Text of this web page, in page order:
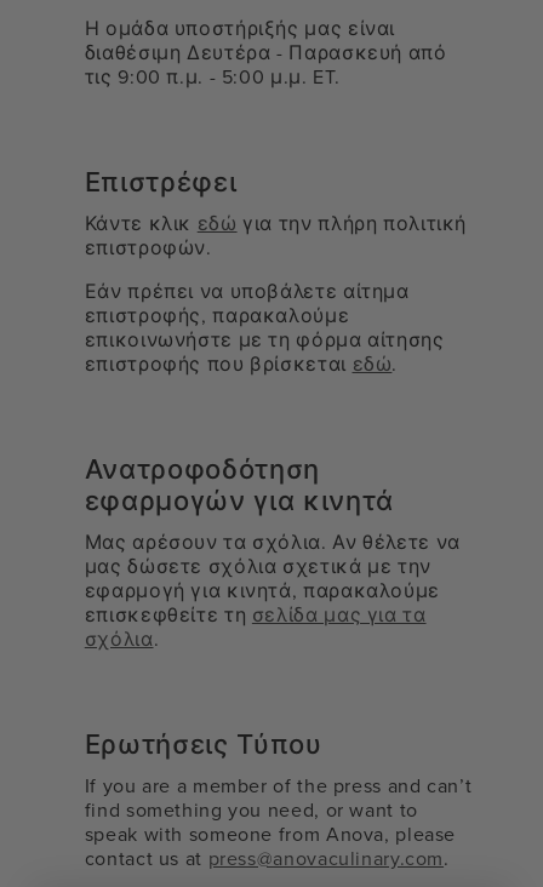
Η ομάδα υποστήριξής μας είναι
διαθέσιμη Δευτέρα - Παρασκευή από
τις 9:00 π.μ. - 5:00 μ.μ. ET.
Επιστρέφει
Κάντε κλικ εδώ για την πλήρη πολιτική
επιστροφών.
Εάν πρέπει να υποβάλετε αίτημα
επιστροφής, παρακαλούμε
επικοινωνήστε με τη φόρμα αίτησης
επιστροφής που βρίσκεται εδώ.
Ανατροφοδότηση
εφαρμογών για κινητά
Μας αρέσουν τα σχόλια. Αν θέλετε να
μας δώσετε σχόλια σχετικά με την
εφαρμογή για κινητά, παρακαλούμε
επισκεφθείτε τη σελίδα μας για τα
σχόλια.
Ερωτήσεις Τύπου
If you are a member of the press and can’t
find something you need, or want to
speak with someone from Anova, please
contact us at press@anovaculinary.com.